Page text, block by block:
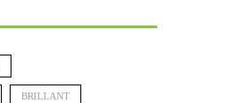
BRILLANT